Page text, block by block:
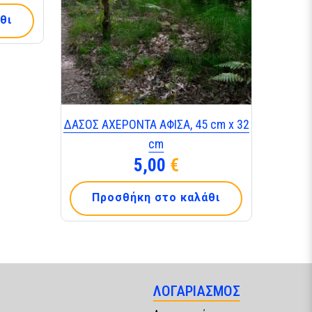
ΔΑΣΟΣ ΑΧΕΡΟΝΤΑ ΑΦΙΣΑ, 45 cm x 32
cm
5,00 €
Προσθήκη στο καλάθι
ΛΟΓΑΡΙΑΣΜΟΣ